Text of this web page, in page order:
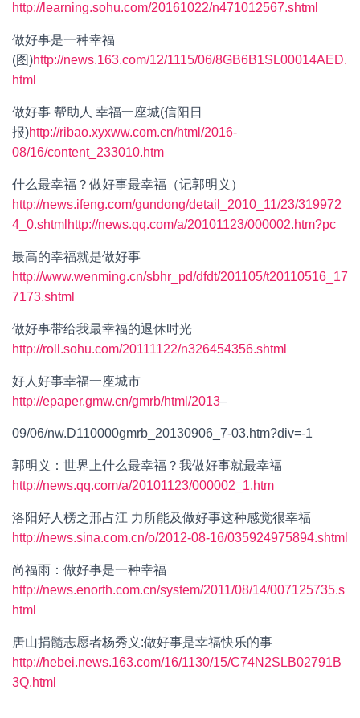
http://learning.sohu.com/20161022/n471012567.shtml
做好事是一种幸福
(图)http://news.163.com/12/1115/06/8GB6B1SL00014AED.
html
做好事 帮助人 幸福一座城(信阳日
报)http://ribao.xyxww.com.cn/html/2016-
08/16/content_233010.htm
什么最幸福？做好事最幸福（记郭明义）
http://news.ifeng.com/gundong/detail_2010_11/23/319972
4_0.shtml http://news.qq.com/a/20101123/000002.htm?pc
最高的幸福就是做好事
http://www.wenming.cn/sbhr_pd/dfdt/201105/t20110516_17
7173.shtml
做好事带给我最幸福的退休时光
http://roll.sohu.com/20111122/n326454356.shtml
好人好事幸福一座城市
http://epaper.gmw.cn/gmrb/html/2013–
09/06/nw.D110000gmrb_20130906_7-03.htm?div=-1
郭明义：世界上什么最幸福？我做好事就最幸福
http://news.qq.com/a/20101123/000002_1.htm
洛阳好人榜之邢占江 力所能及做好事这种感觉很幸福
http://news.sina.com.cn/o/2012-08-16/035924975894.shtml
尚福雨：做好事是一种幸福
http://news.enorth.com.cn/system/2011/08/14/007125735.s
html
唐山捐髓志愿者杨秀义:做好事是幸福快乐的事
http://hebei.news.163.com/16/1130/15/C74N2SLB02791B
3Q.html